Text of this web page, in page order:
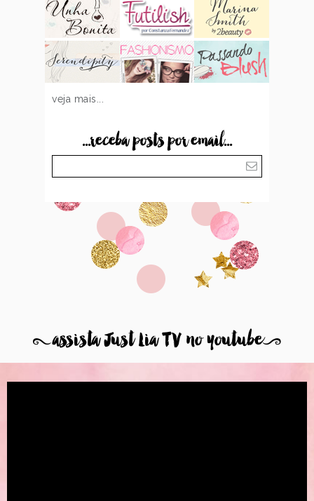
veja mais...
...receba posts por email...
8assista Just Lia TV no youtube9